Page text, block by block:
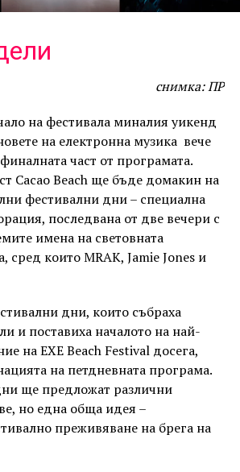
снимка: ПР
на фестивала миналия уикенд
на електронна музика вече
част от програмата.
Cacao Beach ще бъде домакин на
фестивални дни – специална
последвана от две вечери с
имена на световната
сред които MRAK, Jamie Jones и
дни, които събраха
и поставиха началото на най-
на EXE Beach Festival досега,
на петдневната програма.
ще предложат различни
но една обща идея –
преживяване на брега на